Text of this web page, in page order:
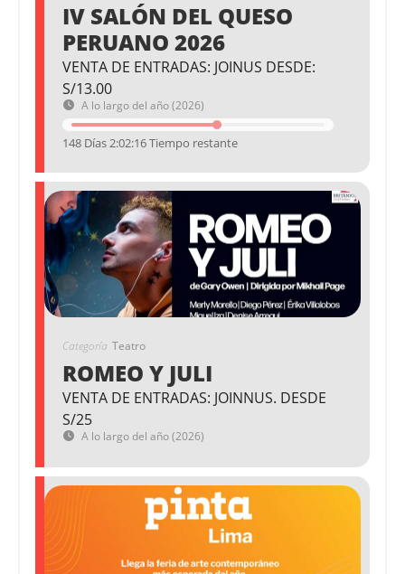
IV SALÓN DEL QUESO
PERUANO 2026
VENTA DE ENTRADAS: JOINUS DESDE:
S/13.00
A lo largo del año (2026)
148 Días 2:02:16 Tiempo restante
Categoría Teatro
ROMEO Y JULI
VENTA DE ENTRADAS: JOINNUS. DESDE
S/25
A lo largo del año (2026)